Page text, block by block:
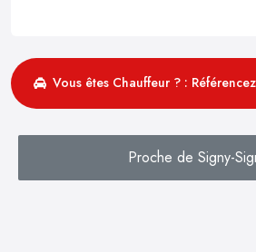
Vous êtes Chauffeur ? :
Proche de Signy-